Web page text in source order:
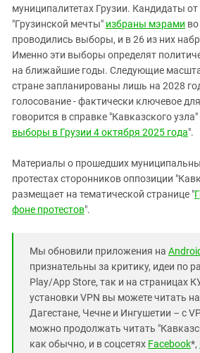
муниципалитетах Грузии. Кандидаты
"Грузинской мечты" избраны мэрами
проводились выборы, и в 26 из них
Именно эти выборы определят
на ближайшие годы. Следующие
стране запланированы лишь на 2028
голосование - фактически ключевое
говорится в справке "Кавказского узла"
выборы в Грузии 4 октября 2025 года".
Материалы о прошедших
протестах сторонников оппозиции
размещает на тематической странице "
фоне протестов".
Мы обновили приложения на
признательны за критику, идеи по
Play/App Store, так и на страницах
установки VPN вы можете читать
Дагестане, Чечне и Ингушетии – с
можно продолжать читать
как обычно, и в соцсетях Facebook*,